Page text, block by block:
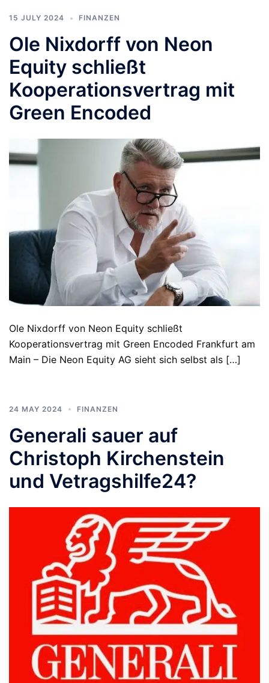
15 JULY 2024 FINANZEN
Ole Nixdorff von Neon
Equity schließt
Kooperationsvertrag mit
Green Encoded
Ole Nixdorff von Neon Equity schließt
Kooperationsvertrag mit Green Encoded Frankfurt am
Main – Die Neon Equity AG sieht sich selbst als […]
24 MAY 2024 FINANZEN
Generali sauer auf
Christoph Kirchenstein
und Vetragshilfe24?